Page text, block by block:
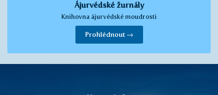
Ájurvédské žurnály
Knihovna ájurvédské moudrosti
Prohlédnout →